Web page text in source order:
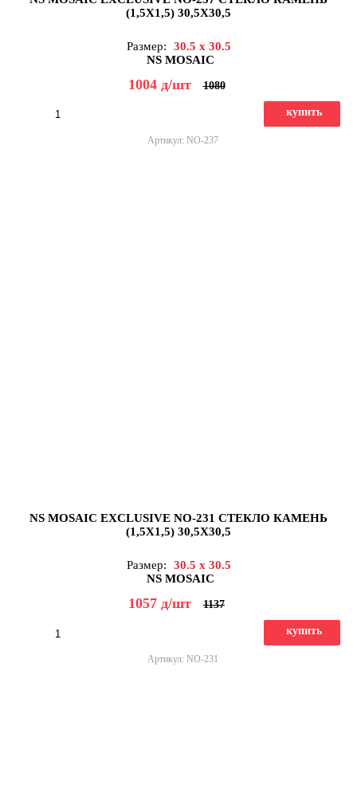
(1,5X1,5) 30,5X30,5
Размер:
30.5 x 30.5
NS MOSAIC
1004 д/шт 1080
купить
Артикул: NO-237
NS MOSAIC EXCLUSIVE NO-231 СТЕКЛО КАМЕНЬ
(1,5X1,5) 30,5X30,5
Размер:
30.5 x 30.5
NS MOSAIC
1057 д/шт 1137
купить
Артикул: NO-231